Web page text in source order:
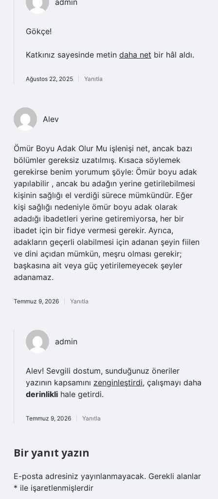
admin
Gökçe!
Katkınız sayesinde metin daha net bir hâl aldı.
Ağustos 22, 2025 Yanıtla
Alev
Ömür Boyu Adak Olur Mu işlenişi net, ancak bazı
bölümler gereksiz uzatılmış. Kısaca söylemek
gerekirse benim yorumum şöyle: Ömür boyu adak
yapılabilir , ancak bu adağın yerine getirilebilmesi
kişinin sağlığı el verdiği sürece mümkündür. Eğer
kişi sağlığı nedeniyle ömür boyu adak olarak
adadığı ibadetleri yerine getiremiyorsa, her bir
ibadet için bir fidye vermesi gerekir. Ayrıca,
adakların geçerli olabilmesi için adanan şeyin fiilen
ve dini açıdan mümkün, meşru olması gerekir;
başkasına ait veya güç yetirilemeyecek şeyler
adanamaz.
Temmuz 9, 2026 Yanıtla
admin
Alev! Sevgili dostum, sunduğunuz öneriler
yazının kapsamını zenginleştirdi, çalışmayı daha
derinlikli hale getirdi.
Temmuz 9, 2026 Yanıtla
Bir yanıt yazın
E-posta adresiniz yayınlanmayacak. Gerekli alanlar
* ile işaretlenmişlerdir